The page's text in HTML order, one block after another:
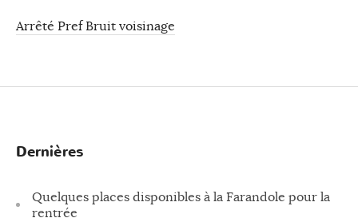
Arrêté Pref Bruit voisinage
Dernières
Quelques places disponibles à la Farandole pour la
rentrée